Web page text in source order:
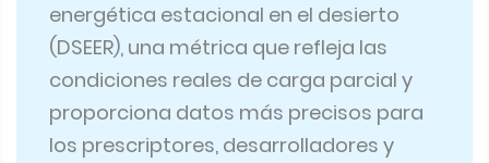
energética estacional en el desierto
(DSEER), una métrica que refleja las
condiciones reales de carga parcial y
proporciona datos más precisos para
los prescriptores, desarrolladores y